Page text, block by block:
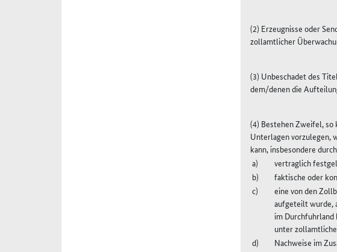
(2) Erzeugnisse oder
zollamtlicher
(3) Unbeschadet des
dem/denen die
(4) Bestehen Zweifel,
Unterlagen vorzulegen,
kann, insbesondere durch
vertraglich
faktische oder
eine von den
aufgeteilt wurde,
im Durchfuhrland
unter
Nachweise im